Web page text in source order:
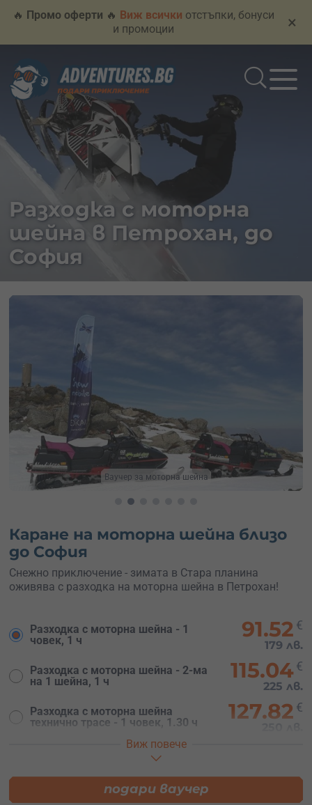
🔥 Промо оферти 🔥 Виж всички отстъпки, бонуси
и промоции
×
Разходка с моторна
шейна в Петрохан, до
София
Моторна шейна Петрохан
Каране на моторна шейна близо
до София
Снежно приключение - зимата в Стара планина
оживява с разходка на моторна шейна в Петрохан!
Разходка с моторна шейна - 1
човек, 1 ч
91.52 €
179 лв.
Разходка с моторна шейна - 2-ма
на 1 шейна, 1 ч
115.04€
225 лв.
Разходка с моторна шейна
технично трасе - 1 човек, 1.30 ч
127.82 €
Разходка с моторна шейна - 1
Виж повече
подари ваучер